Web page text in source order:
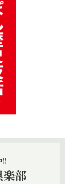
!!
楽部